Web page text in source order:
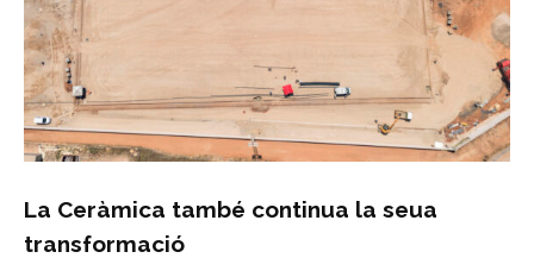
La Ceràmica també continua la seua
transformació